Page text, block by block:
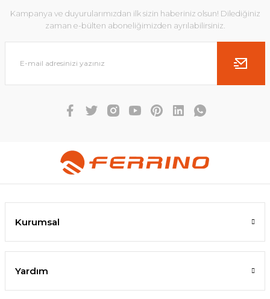
Kampanya ve duyurularımızdan ilk sizin haberiniz olsun! Dilediğiniz
zaman e-bülten aboneliğimizden ayrılabilirsiniz.
Kurumsal
Yardım